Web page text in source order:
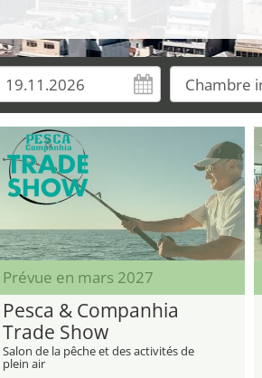
Prévue en mars 2027
Pesca & Companhia
Trade Show
Salon de la pêche et des activités de
plein air